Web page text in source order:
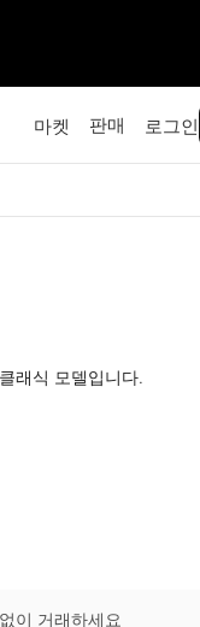
마켓 판매 로그인
래식 모델입니다.
이 거래하세요